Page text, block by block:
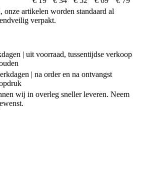
onze artikelen worden standaard al
verpakt.
| uit voorraad, tussentijdse verkoop
| na order en na ontvangst
wij in overleg sneller leveren. Neem